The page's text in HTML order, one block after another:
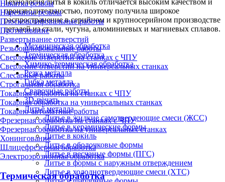
Накатка резьбы
Нарезание резьбы
Плоскошлифовальные работы
Протягивание
Развертывание отверстий
Резьбошлифовальные работы
Сверление отверстий на станках с ЧПУ
Сверление отверстий на универсальных станках
Слесарные работы
Строгальная обработка
Токарная обработка на станках с ЧПУ
Токарная обработка на универсальных станках
Токарно-автоматные работы
Фрезерная обработка на станках с ЧПУ
Фрезерная обработка на универсальных станках
Хонингование
Шлицефрезерная обработка
Электроэрозионная обработка
Термическая обработка
производительностью, поэтому получила широкое
распространение в серийном и крупносерийном производстве
деталей из стали, чугуна, алюминиевых и магниевых сплавов.
Механическая обработка
Термическая обработка
Химико-термическая обработка
Резка металла
Гибка металла
Сварочные работы
3D-печать
Литьё металла
Литье в жидкие самотвердеющие смеси (ЖСС)
Литье в керамические формы
Литье в кокиль
Литье в оболочковые формы
Литье в песчаные формы (ПГС)
Литье в формы с наружным отверждением
Литье в холоднотвердеющие смеси (ХТС)